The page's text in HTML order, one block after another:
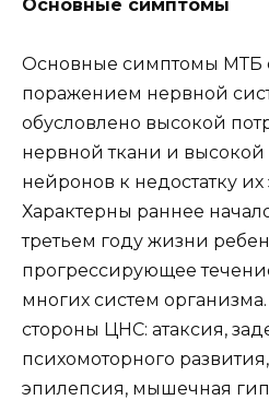
Основные симптомы
Основные симптомы МТБ
поражением нервной
обусловлено высокой
нервной ткани и высокой
нейронов к недостатку
Характерны раннее
третьем году жизни
прогрессирующее
многих систем
стороны ЦНС: атаксия,
психомоторного
эпилепсия, мышечная